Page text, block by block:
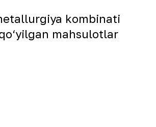
kombinati
mahsulotlar